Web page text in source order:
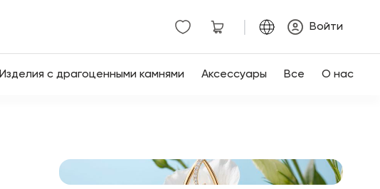
Войти
Изделия с драгоценными камнями Аксессуары Все О нас